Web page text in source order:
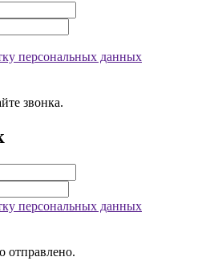
персональных данных
звонка.
персональных данных
отправлено.